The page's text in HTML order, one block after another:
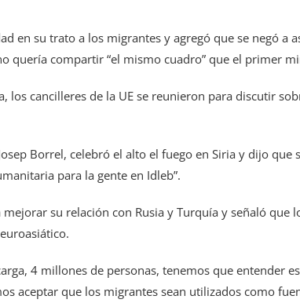
en su trato a los migrantes y agregó que se negó a
quería compartir “el mismo cuadro” que el primer
los cancilleres de la UE se reunieron para discutir
Borrel, celebró el alto el fuego en Siria y dijo que
para la gente en Idleb”.
mejorar su relación con Rusia y Turquía y señaló
4 millones de personas, tenemos que entender
aceptar que los migrantes sean utilizados como